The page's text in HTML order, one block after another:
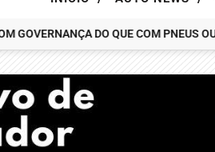
DO QUE COM PNEUS OU